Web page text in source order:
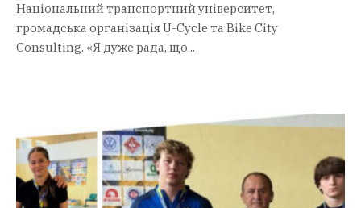
Національний транспортний університет,
громадська організація U-Cycle та Bike City
Consulting. «Я дуже рада, що...